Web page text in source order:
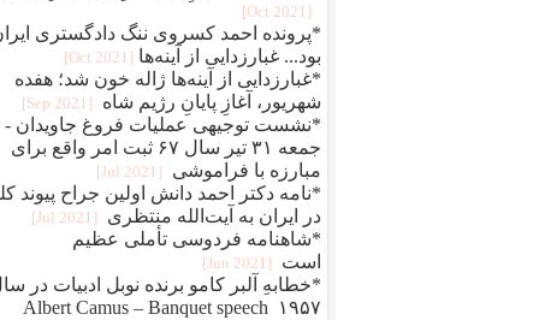
[2021 Oct]
*پرونده احمد کسروی ننگ دادگستری
بود... غبارزدایی از آینه‌ها [2021 Oct]
*غبارزدایی از آینه‌ها ژاله خون شد؛ هفده
شهریور، آغازِ پایانِ رژیم شاه
[2021 Sep]
*نشست توجیهی عملیات فروغ جاویدان -
جمعه ۳۱ تیر سال ۶۷ ثبت امر واقع برای
مبارزه با فراموشی
[2021 Jul]
*نامه دکتر احمد دانش اولین جراح پیوند
در ایران به آیت‌الله منتظری
[2021 Jul]
*شاهنامه فردوسی تأملی عظیم
است
[2021 Jun]
*خطابهِ آلبر کامو برنده نوبل ادبیات در
۱۹۵۷ Albert Camus – Banquet speech